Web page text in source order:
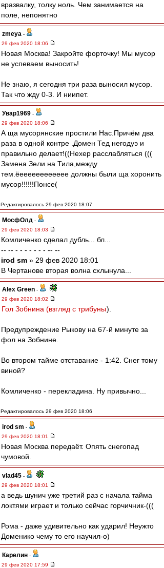
вразвалку, толку ноль. Чем занимается на
поле, непонятно
zmeya -
29 фев 2020 18:06
Новая Москва! Закройте форточку! Мы мусор
не успеваем выносить!
Не знаю, я сегодня три раза выносил мусор.
Так что жду 0-3. И ниипет.
Увар1969 -
29 фев 2020 18:06
А ща мусорянские простили Нас.Причём два
раза в одной контре .Домен Тед негодуэ и
правильно делает!((Нехер расслабляться (((
Замена Зели на Тила,между
тем.ёееееееееееее должны были ща хоронить
мусор!!!!!!Понсе(
Редактировалось 29 фев 2020 18:07
МосфОлд -
29 фев 2020 18:03
Комличенко сделал дубль... бл...
-- -- - - - - - - - -- --
irod sm » 29 фев 2020 18:01
В Чертанове вторая волна схлынула...
Alex Green -
29 фев 2020 18:02
Гол Зобнина (взгляд с трибуны).
Предупреждение Рыкову на 67-й минуте за
фол на Зобнине.
Во втором тайме отставание - 1:42. Снег тому
виной?
Комличенко - перекладина. Ну привычно...
Редактировалось 29 фев 2020 18:06
irod sm -
29 фев 2020 18:01
Новая Москва передаёт. Опять снегопад
чумовой.
vlad45 -
29 фев 2020 18:01
а ведь шунич уже третий раз с начала тайма
локтями играет и только сейчас горчичник-(((
Рома - даже удивительно как ударил! Неужто
Доменико чему то его научил-о)
Карелин -
29 фев 2020 17:59